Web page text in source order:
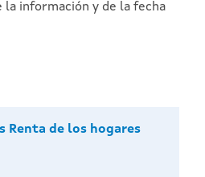
la información y de la fecha
Renta de los hogares